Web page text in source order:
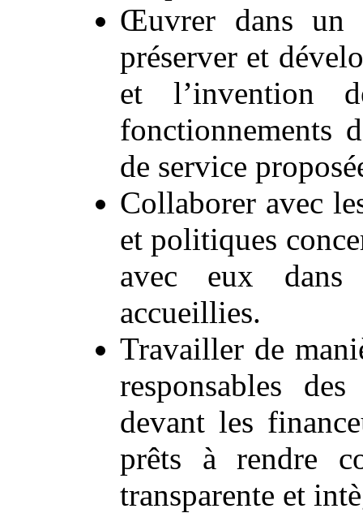
Œuvrer dans un
préserver et
et l’invention
fonctionnements
de service
Collaborer avec
et politiques
avec eux dans
accueillies.
Travailler de
responsables
devant les
prêts à rendre
transparente et